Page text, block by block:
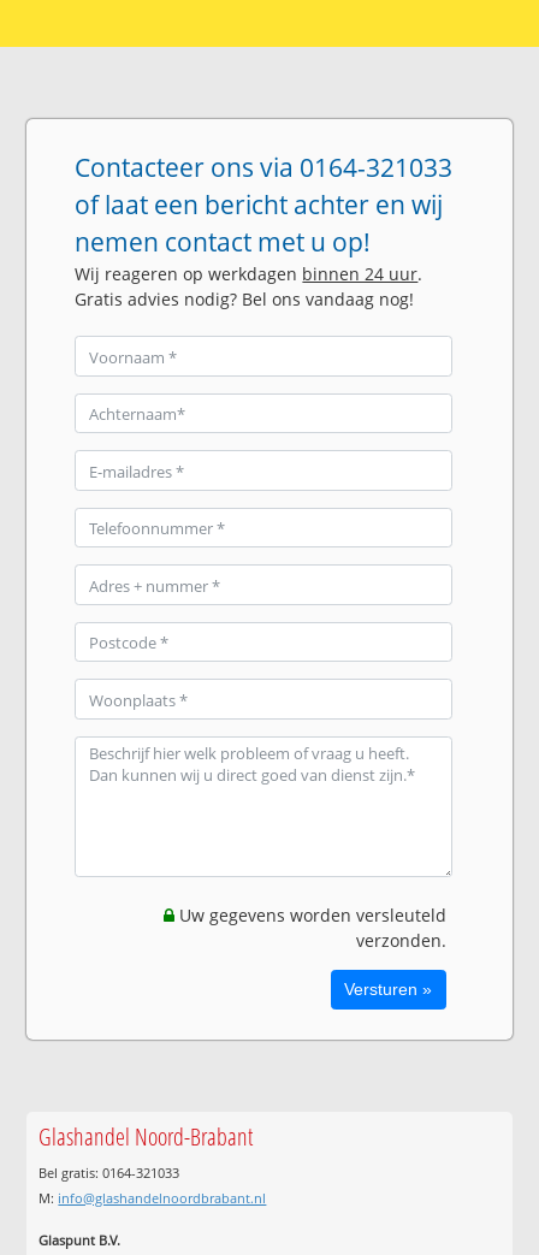
Contacteer ons via 0164-321033
of laat een bericht achter en wij
nemen contact met u op!
Wij reageren op werkdagen binnen 24 uur.
Gratis advies nodig? Bel ons vandaag nog!
Uw gegevens worden versleuteld
verzonden.
Glashandel Noord-Brabant
Bel gratis: 0164-321033
M: info@glashandelnoordbrabant.nl
Glaspunt B.V.